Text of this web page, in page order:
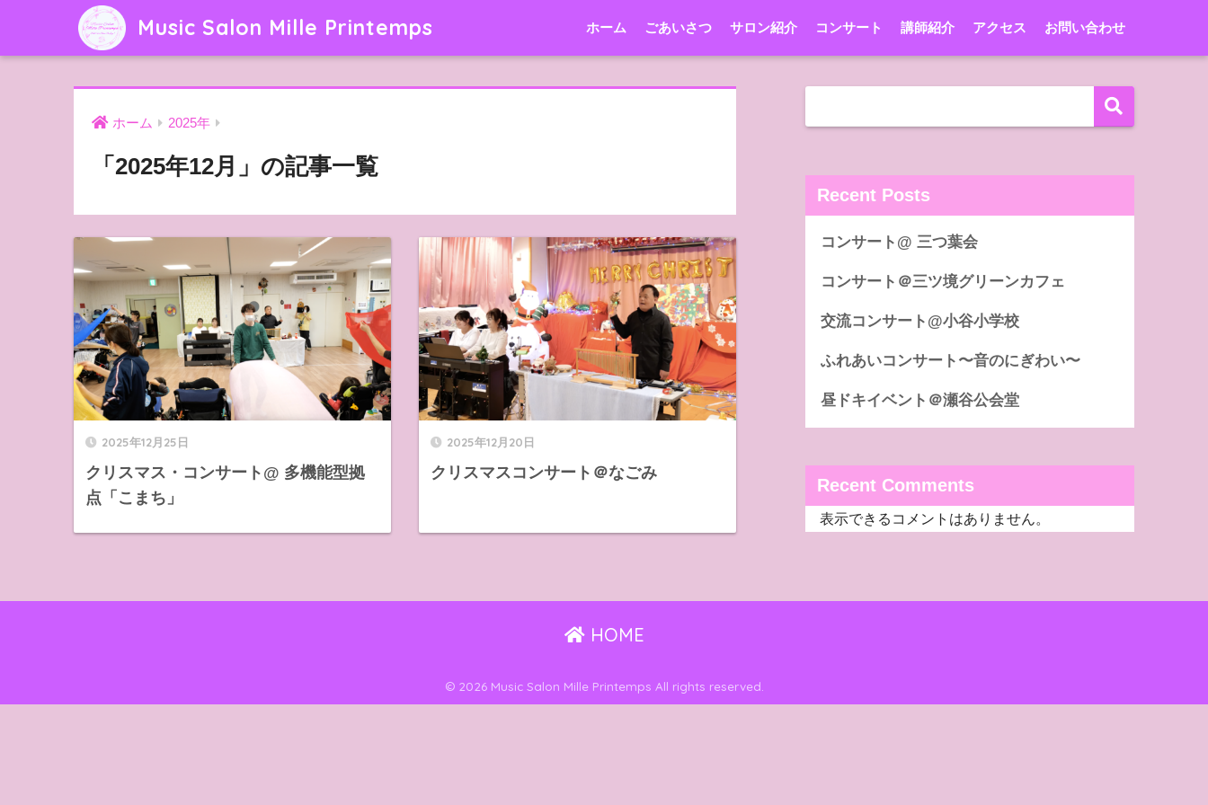
Music Salon Mille Printemps ホーム ごあいさつ サロン紹介 コンサート 講師紹介 アクセス お問い合わせ
ホーム 2025年
「2025年12月」の記事一覧
2025年12月25日
クリスマス・コンサート@ 多機能型拠
点「こまち」
2025年12月20日
クリスマスコンサート＠なごみ
Recent Posts
コンサート@ 三つ葉会
コンサート＠三ツ境グリーンカフェ
交流コンサート@小谷小学校
ふれあいコンサート〜音のにぎわい〜
昼ドキイベント＠瀬谷公会堂
Recent Comments
表示できるコメントはありません。
HOME
© 2026 Music Salon Mille Printemps All rights reserved.